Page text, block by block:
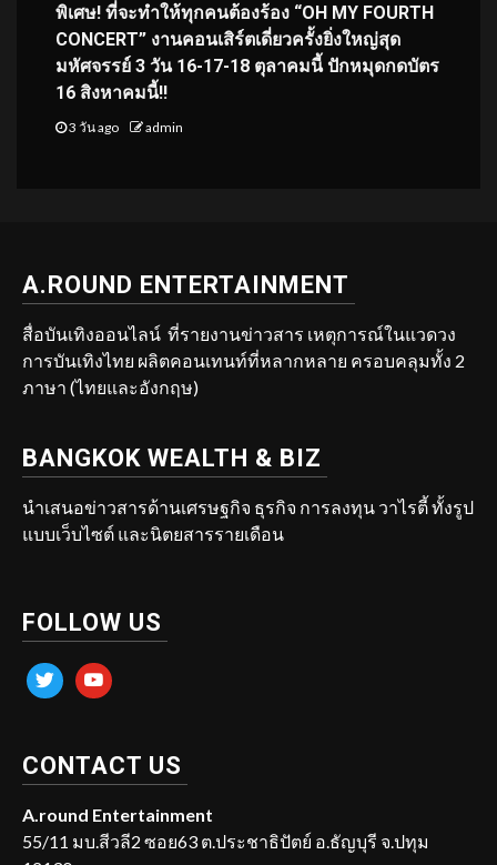
พิเศษ! ที่จะทำให้ทุกคนต้องร้อง “OH MY FOURTH
CONCERT” งานคอนเสิร์ตเดี่ยวครั้งยิ่งใหญ่สุด
มหัศจรรย์ 3 วัน 16-17-18 ตุลาคมนี้ ปักหมุดกดบัตร
16 สิงหาคมนี้!!
3 วัน ago admin
A.ROUND ENTERTAINMENT
สื่อบันเทิงออนไลน์ ที่รายงานข่าวสาร เหตุการณ์ในแวดวง
การบันเทิงไทย ผลิตคอนเทนท์ที่หลากหลาย ครอบคลุมทั้ง 2
ภาษา (ไทยและอังกฤษ)
BANGKOK WEALTH & BIZ
นำเสนอข่าวสารด้านเศรษฐกิจ ธุรกิจ การลงทุน วาไรตี้ ทั้งรูป
แบบเว็บไซต์ และนิตยสารรายเดือน
FOLLOW US
twitter youtube
CONTACT US
A.round Entertainment
55/11 มบ.สีวลี2 ซอย63 ต.ประชาธิปัตย์ อ.ธัญบุรี จ.ปทุม